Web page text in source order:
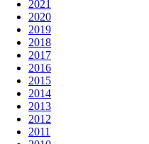
2021
2020
2019
2018
2017
2016
2015
2014
2013
2012
2011